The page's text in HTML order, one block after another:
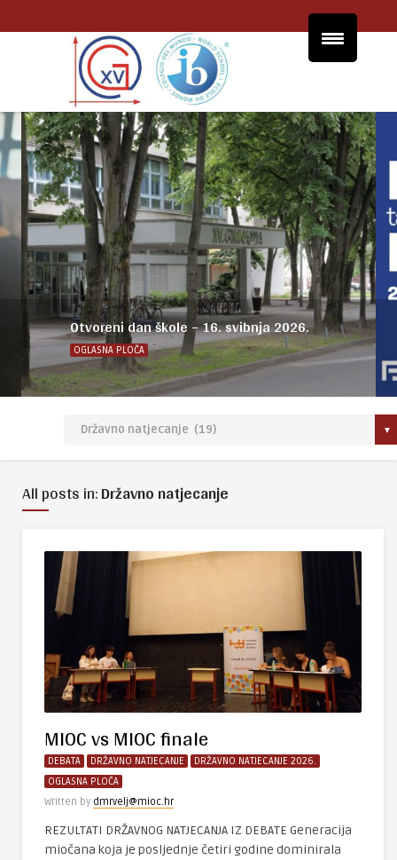
Otvoreni dan škole – 16. svibnja 2026.
OGLASNA PLOČA
All posts in:Državno natjecanje
MIOC vs MIOC finale
DEBATA DRŽAVNO NATJECANJE
DRŽAVNO NATJECANJE 2026.
OGLASNA PLOČA
Written by dmrvelj@mioc.hr
REZULTATI DRŽAVNOG NATJECANJA IZ DEBATE Generacija
miočana koja je posljednje četiri godine dominirala